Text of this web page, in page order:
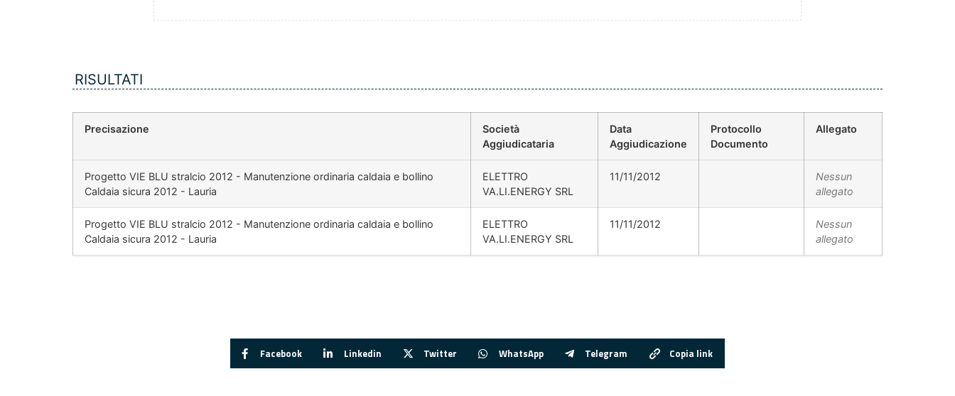
RISULTATI
Precisazione
Società
Aggiudicataria
Data
Aggiudicazione
Protocollo
Documento
Allegato
Progetto VIE BLU stralcio 2012 - Manutenzione ordinaria caldaia e bollino
Caldaia sicura 2012 - Lauria
ELETTRO
VA.LI.ENERGY SRL
11/11/2012
Nessun
allegato
Progetto VIE BLU stralcio 2012 - Manutenzione ordinaria caldaia e bollino
Caldaia sicura 2012 - Lauria
ELETTRO
VA.LI.ENERGY SRL
11/11/2012
Nessun
allegato
Facebook Linkedin Twitter WhatsApp Telegram Copia link